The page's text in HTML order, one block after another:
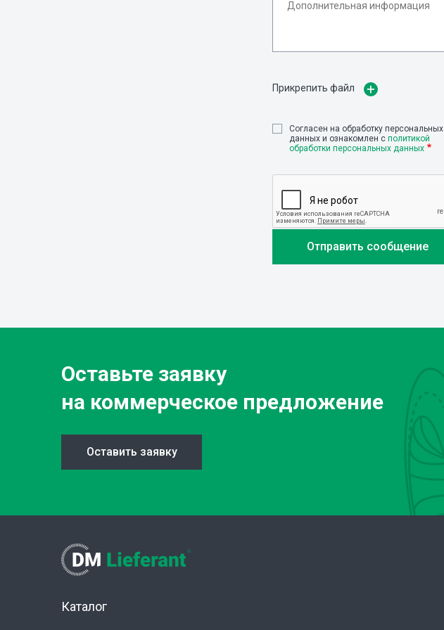
Прикрепить файл
Cогласен на обработку персональных
данных и ознакомлен с политикой
обработки персональных данных
Оставьте заявку
на коммерческое предложение
Оставить заявку
Каталог